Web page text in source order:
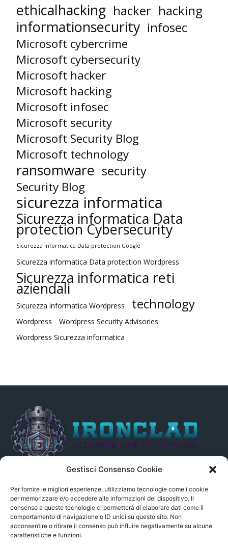
Gestisci Consenso Cookie
Per fornire le migliori esperienze, utilizziamo tecnologie come i cookie
per memorizzare e/o accedere alle informazioni del dispositivo. Il
consenso a queste tecnologie ci permetterà di elaborare dati come il
comportamento di navigazione o ID unici su questo sito. Non
acconsentire o ritirare il consenso può influire negativamente su alcune
caratteristiche e funzioni.
ethicalhacking hacker hacking
informationsecurity infosec
Microsoft cybercrime
Microsoft cybersecurity
Microsoft hacker
Microsoft hacking
Microsoft infosec
Microsoft security
Microsoft Security Blog
Microsoft technology
ransomware security
Security Blog
sicurezza informatica
Sicurezza informatica Data
protection Cybersecurity
Sicurezza informatica Data protection Google
Sicurezza informatica Data protection Wordpress
Sicurezza informatica reti
aziendali
Sicurezza informatica Wordpress technology
Wordpress
Wordpress Security Advisories
Wordpress Sicurezza informatica
indirettamente, alle Fonti delle notizie segnalate né può essere
ritenuto responsabile ad alcun titolo dei loro contenuti. Si precisa
altresì che le notizie segnalate dall’aggregatore NON sono da
intendersi in alcun modo di proprietà del sito GenSys.it, ad
eccezione degli articoli e dei documenti pubblicati nel blog.